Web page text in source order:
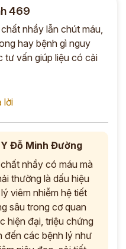
469
nhầy lẫn chút máu,
hay bệnh gì nguy
tư vấn giúp liệu có cải
lời
Đỗ Minh Đường
nhầy có máu mà
thường là dấu hiệu
viêm nhiễm hệ tiết
sâu trong cơ quan
hiện đại, triệu chứng
đến các bệnh lý như